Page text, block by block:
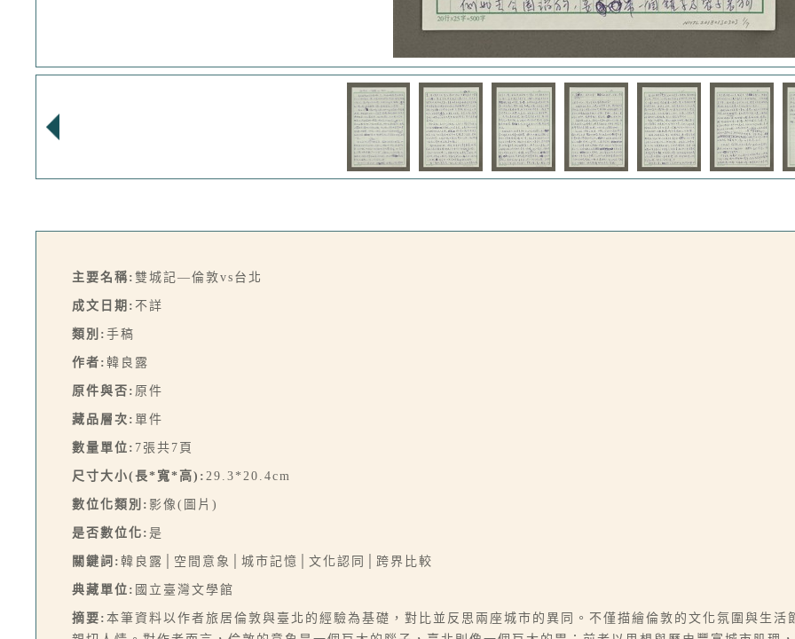
主要名稱: 雙城記—倫敦vs台北
成文日期: 不詳
類別: 手稿
作者: 韓良露
原件與否: 原件
藏品層次: 單件
數量單位: 7張共7頁
尺寸大小(長*寬*高): 29.3*20.4cm
數位化類別: 影像(圖片)
是否數位化: 是
關鍵詞: 韓良露│空間意象│城市記憶│文化認同│跨界比較
典藏單位: 國立臺灣文學館
摘要: 本筆資料以作者旅居倫敦與臺北的經驗為基礎，對比並反思兩座城市的異同。不僅描繪倫敦的文化氛圍與生